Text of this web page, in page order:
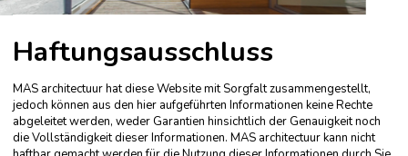
Haftungsausschluss
MAS architectuur hat diese Website mit Sorgfalt zusammengestellt,
jedoch können aus den hier aufgeführten Informationen keine Rechte
abgeleitet werden, weder Garantien hinsichtlich der Genauigkeit noch
die Vollständigkeit dieser Informationen. MAS architectuur kann nicht